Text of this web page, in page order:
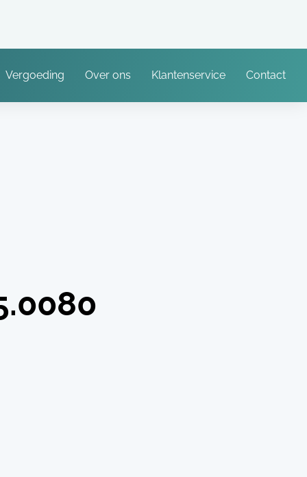
Vergoeding Over ons Klantenservice Contact